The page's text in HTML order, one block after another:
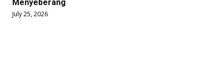
Menyeberang
July 25, 2026